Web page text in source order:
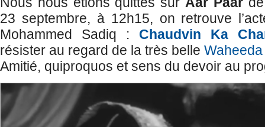
23 septembre, à 12h15, on retrouve
Mohammed Sadiq : Chaudvin Ka
résister au regard de la très belle
Amitié, quiproquos et sens du devoir au